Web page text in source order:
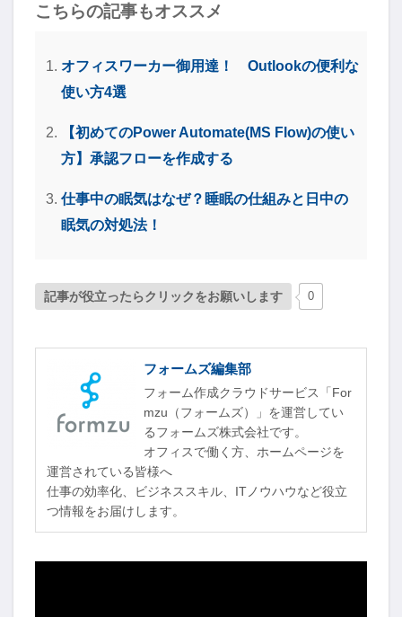
こちらの記事もオススメ
オフィスワーカー御用達！ Outlookの便利な
使い方4選
【初めてのPower Automate(MS Flow)の使い
方】承認フローを作成する
仕事中の眠気はなぜ？睡眠の仕組みと日中の
眠気の対処法！
記事が役立ったらクリックをお願いします 0
フォームズ編集部
フォーム作成クラウドサービス「For
mzu（フォームズ）」を運営してい
るフォームズ株式会社です。
オフィスで働く方、ホームページを
運営されている皆様へ
仕事の効率化、ビジネススキル、ITノウハウなど役立
つ情報をお届けします。